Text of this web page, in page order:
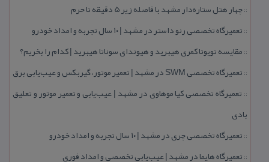
::چهار هتل‌ ستاره‌دار مشهد با فاصله زیر 5 دقیقه تا حرم
:: تعمیرگاه تخصصی رنو داستر در مشهد | ۱۰ سال تجربه و امداد خودرو
:: مقایسه تویوتا كمری هیبرید و هیوندای سوناتا هیبرید | كدام را بخریم؟
:: تعمیرگاه تخصصی SWM در مشهد | تعمیر موتور، گیربكس و عیب‌یابی برق
:: تعمیرگاه تخصصی كیا موهاوی در مشهد | عیب‌یابی و تعمیر موتور و تعلیق
بادی
:: تعمیرگاه تخصصی چری در مشهد | ۱۰ سال تجربه و امداد خودرو
:: تعمیرگاه هایما در مشهد | عیب‌یابی تخصصی و امداد فوری